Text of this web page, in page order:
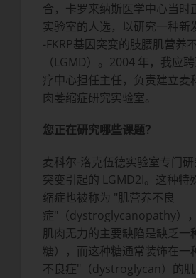
合，卡罗来纳斯医学中心当时
实验室的人选，以研究一种新
-FKRP基因突变的肢腰肌营养
（LGMD）。2004 年，我应
疗中心担任主任，负责建立麦
肉萎缩症研究实验室。
您正在研究哪些课题？
麦科尔-洛克伍德实验室专门研
突变引起的 LGMD2I。这种特
缩症也被称为 "肌营养不良
症"（dystroglycanopathy）
肌肉无力的主要缺陷是缺乏一
糖），而这种糖通常装饰在一
不良症"（dystroglycan）的